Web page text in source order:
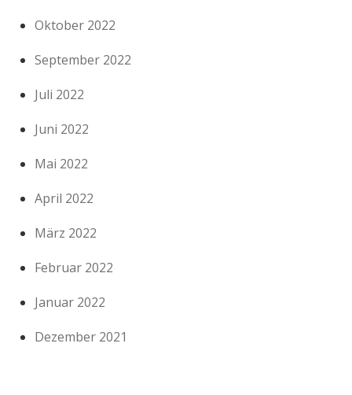
Oktober 2022
September 2022
Juli 2022
Juni 2022
Mai 2022
April 2022
März 2022
Februar 2022
Januar 2022
Dezember 2021